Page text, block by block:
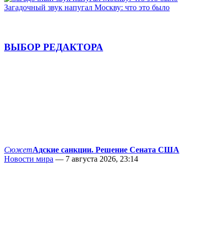
Загадочный звук напугал Москву: что это было
ВЫБОР РЕДАКТОРА
СюжетАдские санкции. Решение Сената США
Новости мира — 7 августа 2026, 23:14